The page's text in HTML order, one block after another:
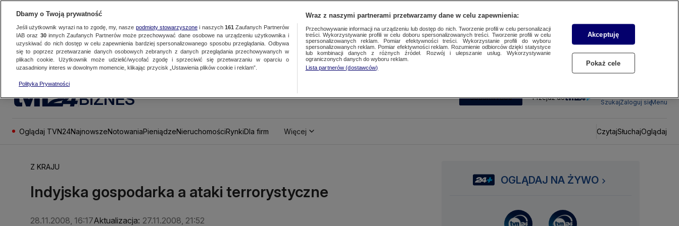
BIZNES SUBSKRYBUJ Przejdź do
SzukajZaloguj sięMenu
Oglądaj TVN24NajnowszeNotowaniaPieniądzeNieruchomościRynkiDla firm Więcej CzytajSłuchajOglądaj
Z KRAJU
Indyjska gospodarka a ataki terrorystyczne
28.11.2008, 16:17Aktualizacja: 27.11.2008, 21:52
OGLĄDAJ NA ŻYWO
Dbamy o Twoją prywatność
Jeśli użytkownik wyrazi na to zgodę, my, nasze podmioty stowarzyszonei naszych 161 Zaufanych Partnerów
IAB oraz 30innych Zaufanych Partnerów może przechowywać dane osobowe na urządzeniu użytkownika i
uzyskiwać do nich dostęp w celu zapewnienia bardziej spersonalizowanego sposobu przeglądania. Odbywa
się to poprzez przetwarzanie danych osobowych zebranych z danych przeglądania przechowywanych w
plikach cookie. Użytkownik może udzielić/wycofać zgodę i sprzeciwić się przetwarzaniu w oparciu o
uzasadniony interes w dowolnym momencie, klikając przycisk „Ustawienia plików cookie i reklam”.
Polityka Prywatności
Wraz z naszymi partnerami przetwarzamy dane w celu zapewnienia:
Przechowywanie informacji na urządzeniu lub dostęp do nich. Tworzenie profili w celu personalizacji
treści. Wykorzystywanie profili w celu doboru spersonalizowanych treści. Tworzenie profili w celu
spersonalizowanych reklam. Pomiar efektywności treści. Wykorzystanie profili do wyboru
spersonalizowanych reklam. Pomiar efektywności reklam. Rozumienie odbiorców dzięki statystyce
lub kombinacji danych z różnych źródeł. Rozwój i ulepszanie usług. Wykorzystywanie
ograniczonych danych do wyboru reklam.
Lista partnerów (dostawców)
Akceptuję
Pokaż cele